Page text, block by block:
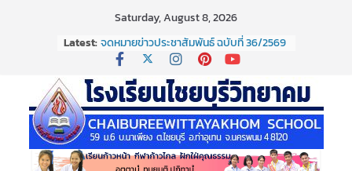
Saturday, August 8, 2026
Latest: จดหมายข่าวประชาสัมพันธ์ ฉบับที่ 36/2569
ประจำเดือนมิถุนายน 2569
กิจกรรมวันสุนทรภู่ ประจำปี ๒๕๖๙
จดหมายข่าวประชาสัมพันธ์ ฉบับที่ 38/2569
ประจำเดือนมิถุนายน 2569
จดหมายข่าวประชาสัมพันธ์ ฉบับที่ 37/2569
ประจำเดือนมิถุนายน 2569